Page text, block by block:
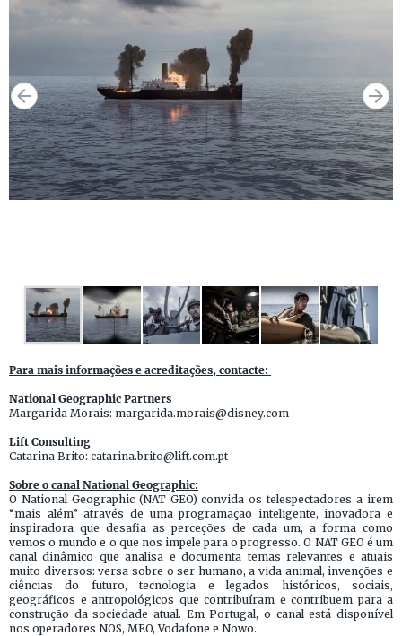
Para mais informações e acreditações, contacte:
National Geographic Partners
Margarida Morais: margarida.morais@disney.com
Lift Consulting
Catarina Brito: catarina.brito@lift.com.pt
Sobre o canal National Geographic:
O National Geographic (NAT GEO) convida os telespectadores a irem
“mais além” através de uma programação inteligente, inovadora e
inspiradora que desafia as perceções de cada um, a forma como
vemos o mundo e o que nos impele para o progresso. O NAT GEO é um
canal dinâmico que analisa e documenta temas relevantes e atuais
muito diversos: versa sobre o ser humano, a vida animal, invenções e
ciências do futuro, tecnologia e legados históricos, sociais,
geográficos e antropológicos que contribuíram e contribuem para a
construção da sociedade atual. Em Portugal, o canal está disponível
nos operadores NOS, MEO, Vodafone e Nowo.